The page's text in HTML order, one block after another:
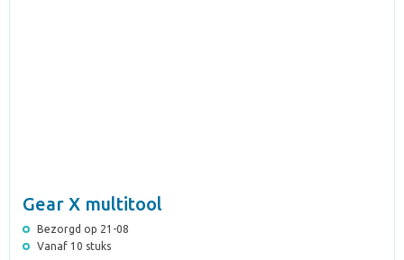
Gear X multitool
Bezorgd op 21-08
Vanaf 10 stuks